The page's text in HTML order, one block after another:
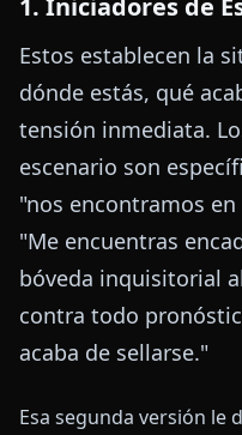
Estos establecen la
dónde estás, qué
tensión inmediata.
escenario son
"nos encontramos
"Me encuentras
bóveda inquisitorial
contra todo
acaba de sellarse."
Esa segunda versión le